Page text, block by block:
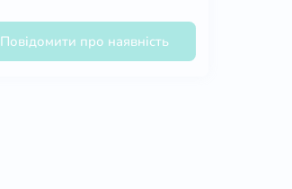
Повідомити про наявність